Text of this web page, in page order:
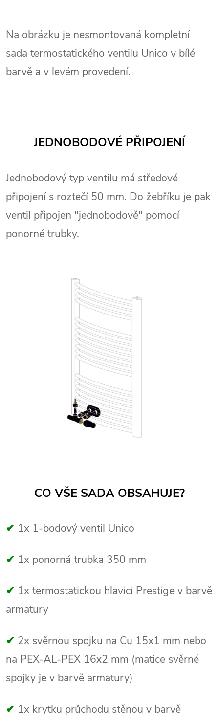
Na obrázku je nesmontovaná kompletní
sada termostatického ventilu Unico v bílé
barvě a v levém provedení.
JEDNOBODOVÉ PŘIPOJENÍ
Jednobodový typ ventilu má středové
připojení s roztečí 50 mm. Do žebříku je pak
ventil připojen "jednobodově" pomocí
ponorné trubky.
CO VŠE SADA OBSAHUJE?
✔ 1x 1-bodový ventil Unico
✔ 1x ponorná trubka 350 mm
✔ 1x termostatickou hlavici Prestige v barvě
armatury
✔ 2x svěrnou spojku na Cu 15x1 mm nebo
na PEX-AL-PEX 16x2 mm (matice svěrné
spojky je v barvě armatury)
✔ 1x krytku průchodu stěnou v barvě